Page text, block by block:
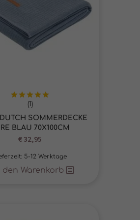
Bewertet
mit5.00
von 5
(1)
SOMMERDECKE
BLAU 70X100CM
€32,95
5-12 Werktage
den Warenkorb